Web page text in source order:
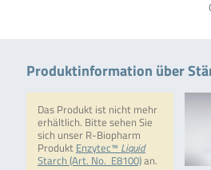
Produktinformation über
Das Produkt ist nicht mehr
erhältlich. Bitte sehen Sie
sich unser R-Biopharm
Produkt Enzytec™ Liquid
Starch (Art. No. E8100)an.